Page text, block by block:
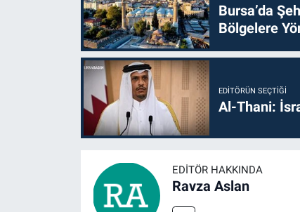
Bursa’da
Bölgelere
EDITÖRÜN SEÇTIĞI
Al-Thani:
EDITÖR HAKKINDA
Ravza Aslan